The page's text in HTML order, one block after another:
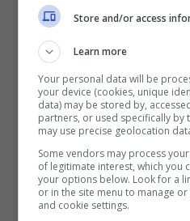
Store and/or access
Learn more
Your personal data will be
your device (cookies, unique
data) may be stored by,
partners, or used specifically by
may use precise geolocation
Some vendors may process
of legitimate interest, which you
your options below. Look for a
or in the site menu to manage
and cookie settings.